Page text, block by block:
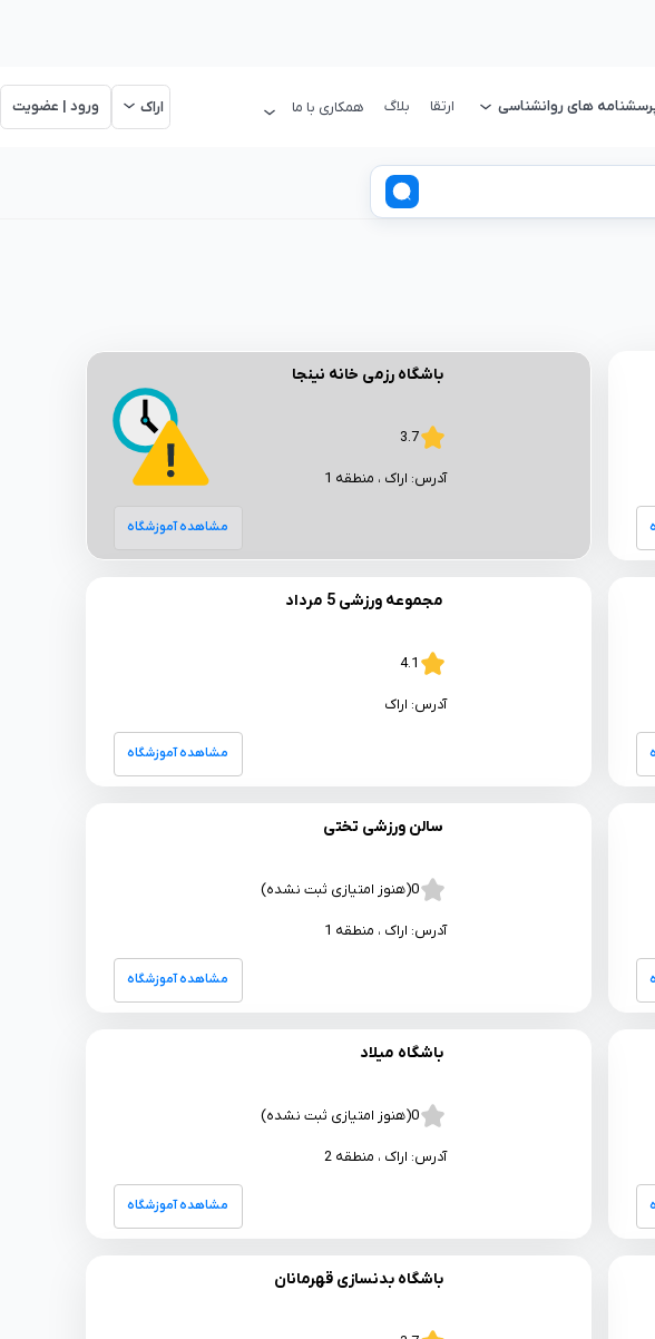
های روانشناسی ارتقا بلاگ همکاری با ما اراک ورود | عضویت
باشگاه رزمی خانه نینجا
3.7
آدرس: اراک ، منطقه 1
مشاهده آموزشگاه
مجموعه ورزشی 5 مرداد
4.1
آدرس: اراک
مشاهده آموزشگاه
سالن ورزشی تختی
0(هنوز امتیازی ثبت نشده)
آدرس: اراک ، منطقه 1
مشاهده آموزشگاه
باشگاه میلاد
0(هنوز امتیازی ثبت نشده)
آدرس: اراک ، منطقه 2
مشاهده آموزشگاه
باشگاه بدنسازی قهرمانان